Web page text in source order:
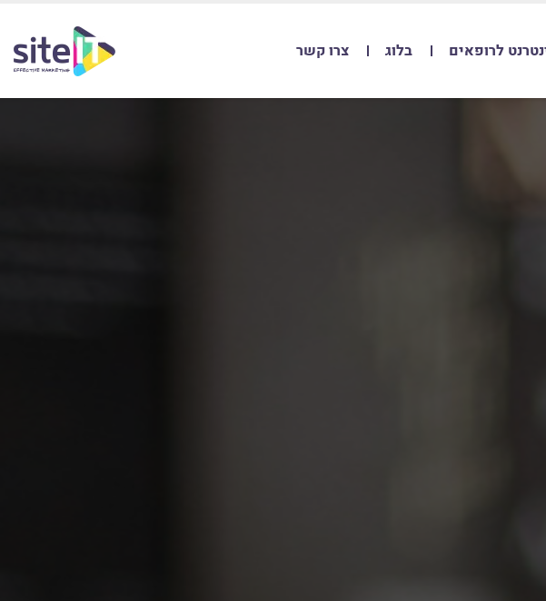
לרופאים בלוג צרו קשר